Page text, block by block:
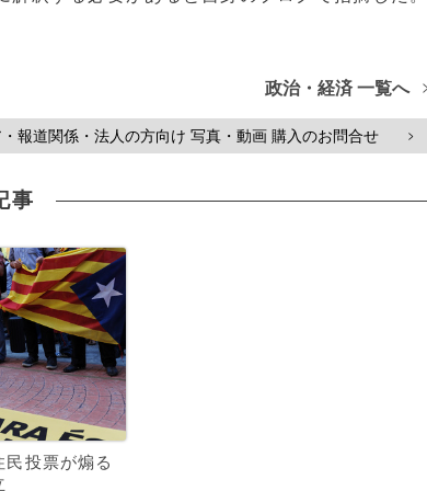
政治・経済 一覧へ
・報道関係・法人の方向け 写真・動画 購入のお問合せ >
事
民投票が煽る